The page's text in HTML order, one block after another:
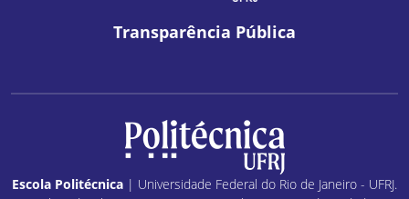
Transparência Pública
Escola Politécnica | Universidade Federal do Rio de Janeiro - UFRJ.